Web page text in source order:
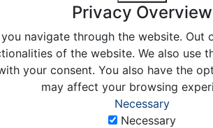
Privacy Overview
navigate through the website.
of the website. We also
your consent. You also have the
may affect your browsing
Necessary
Necessary